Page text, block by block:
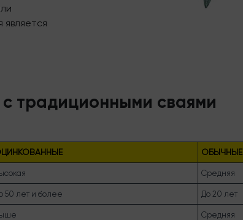
является
традиционными сваями
ОБЫЧНЫЕ
Средняя
50 лет и более До 20 лет
Средняя